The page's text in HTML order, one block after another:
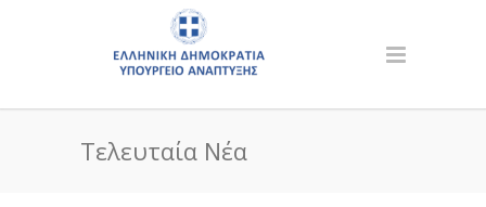
Τελευταία Νέα